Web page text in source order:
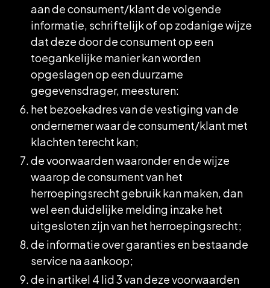
aan de consument/klant de volgende
informatie, schriftelijk of op zodanige wijze
dat deze door de consument op een
toegankelijke manier kan worden
opgeslagen op een duurzame
gegevensdrager, meesturen:
het bezoekadres van de vestiging van de
ondernemer waar de consument/klant met
klachten terecht kan;
de voorwaarden waaronder en de wijze
waarop de consument van het
herroepingsrecht gebruik kan maken, dan
wel een duidelijke melding inzake het
uitgesloten zijn van het herroepingsrecht;
de informatie over garanties en bestaande
service na aankoop;
de in artikel 4 lid 3 van deze voorwaarden